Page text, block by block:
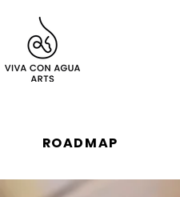
ROADMAP